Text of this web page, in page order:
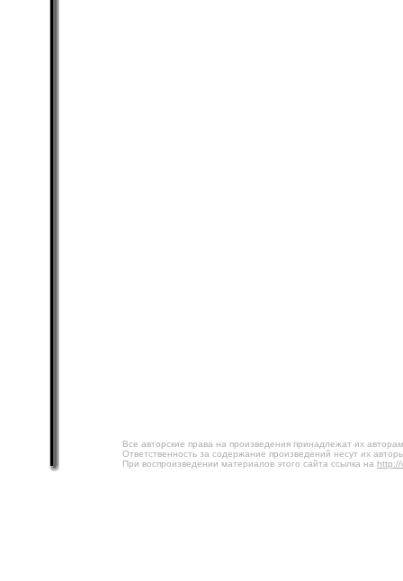
Все авторские права на произведения принадлежат их
Ответственность за содержание произведений несут их
При воспроизведении материалов этого сайта ссылка на http://